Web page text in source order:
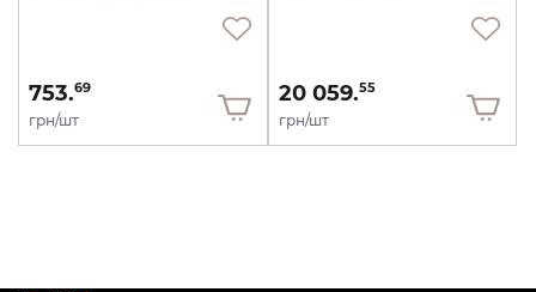
753.69
грн/шт
20 059.55
грн/шт